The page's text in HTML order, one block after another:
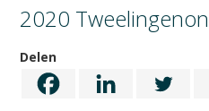
2020
Delen